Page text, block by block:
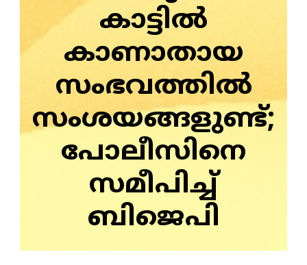
കാട്ടിൽ
കാണാതായ
സംഭവത്തിൽ
സംശയങ്ങളുണ്ട്;
പോലീസിനെ
സമീപിച്ച്
ബിജെപി